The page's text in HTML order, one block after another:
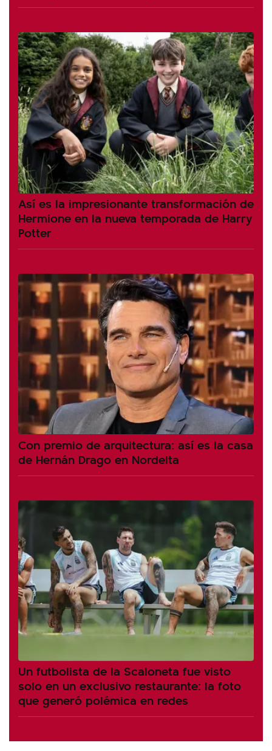
Así es la impresionante transformación de
Hermione en la nueva temporada de Harry
Potter
Con premio de arquitectura: así es la casa
de Hernán Drago en Nordelta
Un futbolista de la Scaloneta fue visto
solo en un exclusivo restaurante: la foto
que generó polémica en redes